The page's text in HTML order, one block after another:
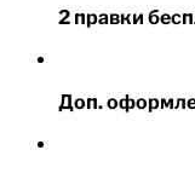
2 правки
Доп.